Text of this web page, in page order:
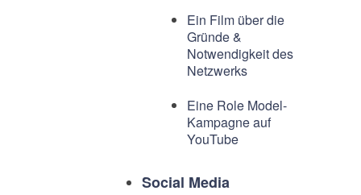
Ein Film über die
Gründe &
Notwendigkeit des
Netzwerks
Eine Role Model-
Kampagne auf
YouTube
Social Media